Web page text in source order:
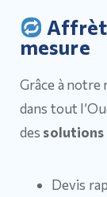
mesure
Grâce à notre
dans tout
des solutions
Devis